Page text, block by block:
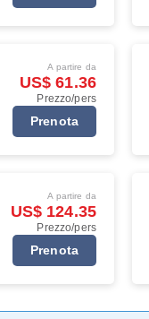
A partire da
US$ 61.36
Prezzo/pers
Prenota
A partire da
US$ 124.35
Prezzo/pers
Prenota